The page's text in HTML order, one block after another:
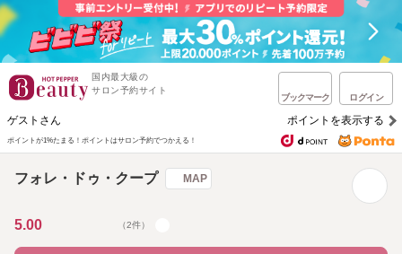
国内最大級の
サロン予約サイト
ブックマーク ログイン
ゲストさん ポイントを表示する
ポイントが1%たまる！ ポイントはサロン予約でつかえる！
フォレ・ドゥ・クープ MAP
5.00 （2件）